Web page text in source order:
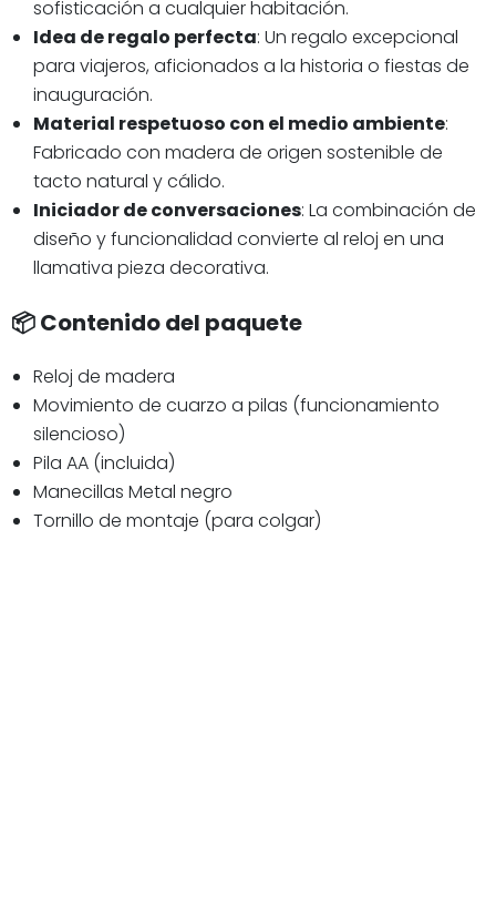
sofisticación a cualquier habitación.
Idea de regalo perfecta: Un regalo excepcional
para viajeros, aficionados a la historia o fiestas de
inauguración.
Material respetuoso con el medio ambiente:
Fabricado con madera de origen sostenible de
tacto natural y cálido.
Iniciador de conversaciones: La combinación de
diseño y funcionalidad convierte al reloj en una
llamativa pieza decorativa.
📦 Contenido del paquete
Reloj de madera
Movimiento de cuarzo a pilas (funcionamiento
silencioso)
Pila AA (incluida)
Manecillas Metal negro
Tornillo de montaje (para colgar)